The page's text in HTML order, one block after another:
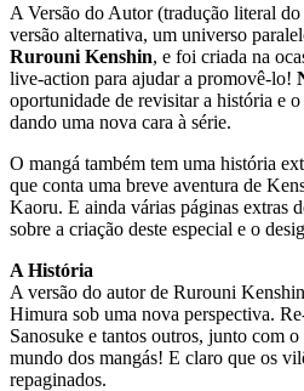
A Versão do Autor (tradução literal
versão alternativa, um universo
Rurouni Kenshin, e foi criada na
live-action para ajudar a promovê-lo!
oportunidade de revisitar a história e
dando uma nova cara à série.
O mangá também tem uma história
que conta uma breve aventura de
Kaoru. E ainda várias páginas extras
sobre a criação deste especial e o
A História
A versão do autor de Rurouni
Himura sob uma nova perspectiva.
Sanosuke e tantos outros, junto com
mundo dos mangás! E claro que os
repaginados.